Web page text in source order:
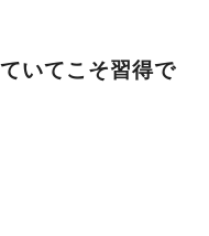
いてこそ習得で